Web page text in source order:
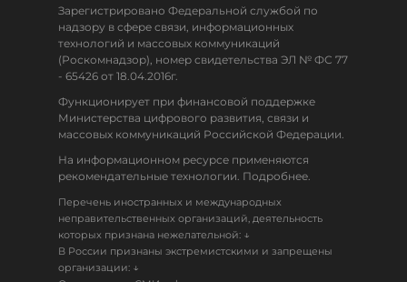
Зарегистрировано Федеральной службой по
надзору в сфере связи, информационных
технологий и массовых коммуникаций
(Роскомнадзор), номер свидетельства ЭЛ № ФС 77
- 65426 от 18.04.2016г.
Функционирует при финансовой поддержке
Министерства цифрового развития, связи и
массовых коммуникаций Российской Федерации.
На информационном ресурсе применяются
рекомендательные технологии. Подробнее.
Перечень иностранных и международных
неправительственных организаций, деятельность
которых признана нежелательной: ↓
В России признаны экстремистскими и запрещены
организации: ↓